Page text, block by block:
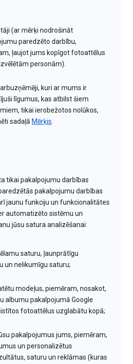
(ar mērķi nodrošināt
paredzēto darbību,
ļaujot jums kopīgot fotoattēlus
personām).
kuri ar mums ir
līgumus, kas atbilst šiem
tikai ierobežotos nolūkos,
sadaļā Mērķis.
tikai pakalpojumu darbības
pakalpojumu darbības
jaunu funkciju un funkcionalitātes
automatizēto sistēmu un
jūsu satura analizēšanai:
saturu, ļaunprātīgu
un nelikumīgu saturu;
modeļus, piemēram, nosakot,
albumu pakalpojumā Google
fotoattēlus uzglabātu kopā;
pakalpojumus jums, piemēram,
un personalizētus
saturu un reklāmas (kuras